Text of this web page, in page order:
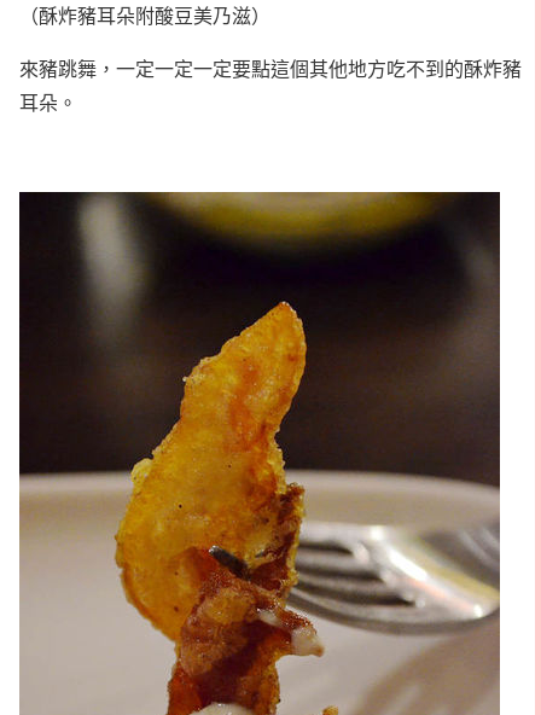
（酥炸豬耳朵附酸豆美乃滋）
來豬跳舞，一定一定一定要點這個其他地方吃不到的酥炸豬
耳朵。